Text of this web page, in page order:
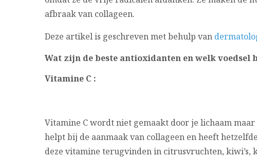
afbraak van collageen.
Deze artikel is geschreven met behulp van
Wat zijn de beste antioxidanten en welk voedsel
Vitamine C :
Vitamine C wordt niet gemaakt door je lichaam
helpt bij de aanmaak van collageen en heeft
deze vitamine terugvinden in citrusvruchten, kiwi’s,